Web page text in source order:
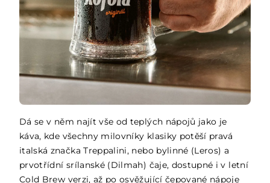
Dá se v něm najít vše od teplých nápojů jako je
káva, kde všechny milovníky klasiky potěší pravá
italská značka Treppalini, nebo bylinné (Leros) a
prvotřídní srílanské (Dilmah) čaje, dostupné i v letní
Cold Brew verzi, až po osvěžující čepované nápoje